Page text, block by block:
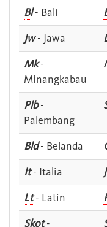
Bl- Bali
Jw- Jawa
Mk-
Minangkabau
Plb-
Palembang
Bld- Belanda
It- Italia
Lt- Latin
Skot-